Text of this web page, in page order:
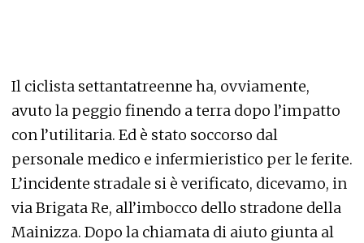
Il ciclista settantatreenne ha, ovviamente,
avuto la peggio finendo a terra dopo l’impatto
con l’utilitaria. Ed è stato soccorso dal
personale medico e infermieristico per le ferite.
L’incidente stradale si è verificato, dicevamo, in
via Brigata Re, all’imbocco dello stradone della
Mainizza. Dopo la chiamata di aiuto giunta al